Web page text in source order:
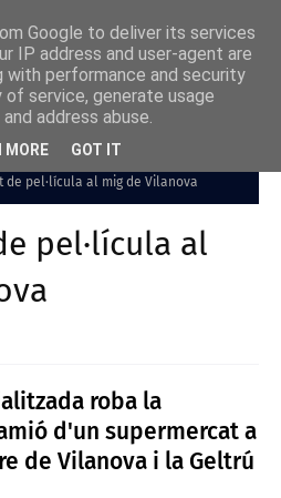
de pel·lícula al mig de Vilanova
pel·lícula al
roba la
d'un supermercat a
de Vilanova i la Geltrú
Google to deliver its services
IP address and user-agent are
with performance and security
service, generate usage
address abuse.
MORE GOT IT